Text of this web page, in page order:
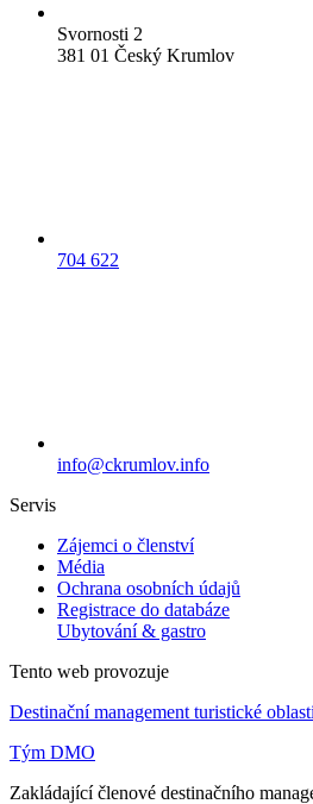
Svornosti 2
381 01 Český Krumlov
704 622
info@ckrumlov.info
Servis
Zájemci o členství
Média
Ochrana osobních údajů
Registrace do databáze
Ubytování & gastro
Tento web provozuje
Destinační management turistické
Tým DMO
Zakládající členové destinačního